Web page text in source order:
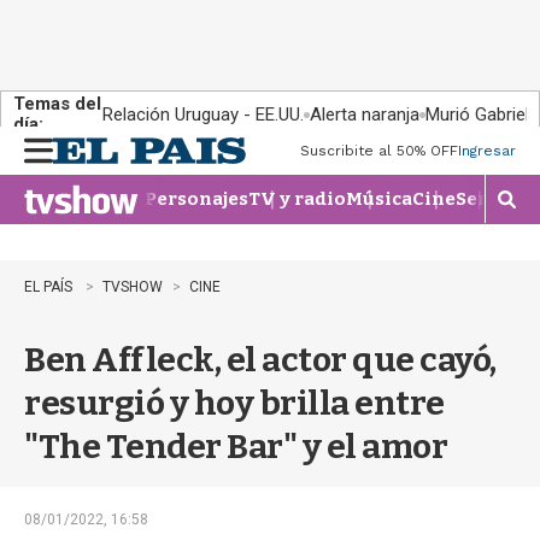
Temas del
día:
Relación Uruguay - EE.UU. Alerta naranja Murió Gabriel
n
u
Suscribite al 50% OFFIngresar
PersonajesTV y radioMúsicaCineSeries
M
o
EL PAÍS TVSHOW CINE
Ben Affleck, el actor que cayó,
resurgió y hoy brilla entre
"The Tender Bar" y el amor
08/01/2022, 16:58